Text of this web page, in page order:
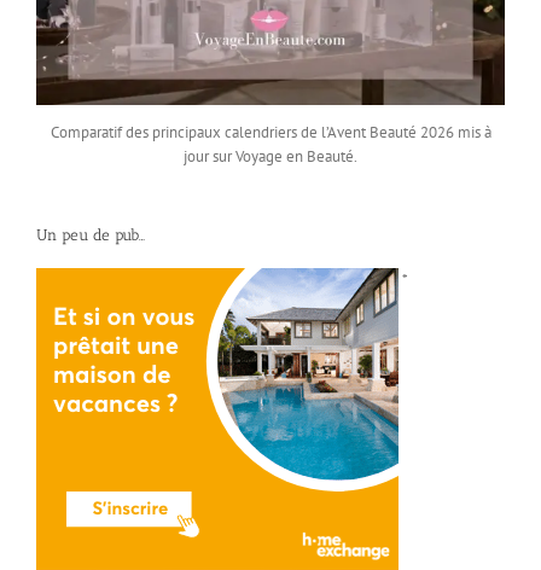
Comparatif des principaux calendriers de l’Avent Beauté 2026 mis à
jour sur Voyage en Beauté.
Un peu de pub…
*